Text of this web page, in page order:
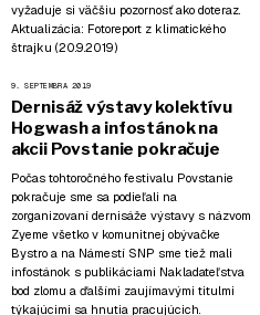
vyžaduje si väčšiu pozornosť ako doteraz.
Aktualizácia: Fotoreport z klimatického
štrajku (20.9.2019)
9. SEPTEMBRA 2019
Dernisáž výstavy kolektívu
Hogwash a infostánok na
akcii Povstanie pokračuje
Počas tohtoročného festivalu Povstanie
pokračuje sme sa podieľali na
zorganizovaní dernisáže výstavy s názvom
Zyeme všetko v komunitnej obývačke
Bystro a na Námestí SNP sme tiež mali
infostánok s publikáciami Nakladateľstva
bod zlomu a ďalšími zaujímavými titulmi
týkajúcimi sa hnutia pracujúcich.